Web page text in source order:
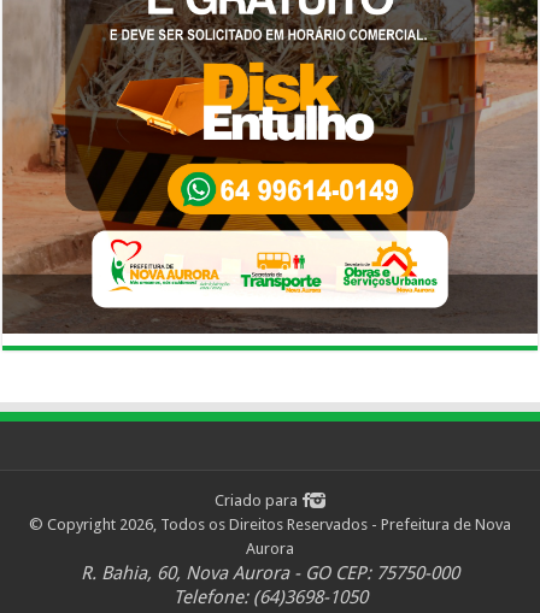
Criado para
© Copyright 2026, Todos os Direitos Reservados - Prefeitura de Nova
Aurora
R. Bahia, 60, Nova Aurora - GO CEP: 75750-000
Telefone: (64)3698-1050